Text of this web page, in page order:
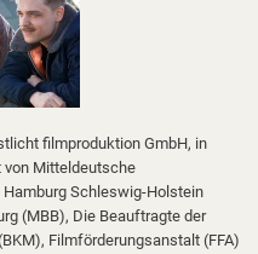
filmproduktion GmbH, in
von Mitteldeutsche
Schleswig-Holstein
(MBB), Die Beauftragte der
Filmförderungsanstalt (FFA)